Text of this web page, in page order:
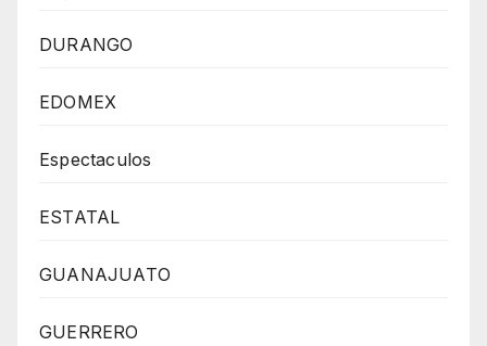
DURANGO
EDOMEX
Espectaculos
ESTATAL
GUANAJUATO
GUERRERO